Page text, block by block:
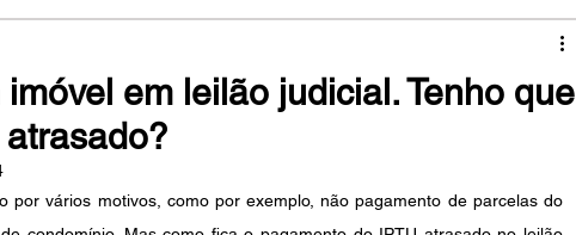
em leilão judicial. Tenho que
por vários motivos, como por exemplo, não pagamento de parcelas do